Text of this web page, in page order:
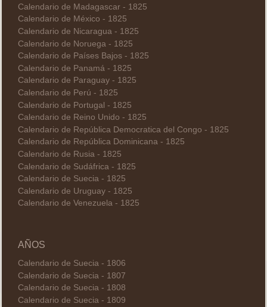
Calendario de Madagascar - 1825
Calendario de México - 1825
Calendario de Nicaragua - 1825
Calendario de Noruega - 1825
Calendario de Países Bajos - 1825
Calendario de Panamá - 1825
Calendario de Paraguay - 1825
Calendario de Perú - 1825
Calendario de Portugal - 1825
Calendario de Reino Unido - 1825
Calendario de República Democratica del Congo - 1825
Calendario de República Dominicana - 1825
Calendario de Rusia - 1825
Calendario de Sudáfrica - 1825
Calendario de Suecia - 1825
Calendario de Uruguay - 1825
Calendario de Venezuela - 1825
AÑOS
Calendario de Suecia - 1806
Calendario de Suecia - 1807
Calendario de Suecia - 1808
Calendario de Suecia - 1809